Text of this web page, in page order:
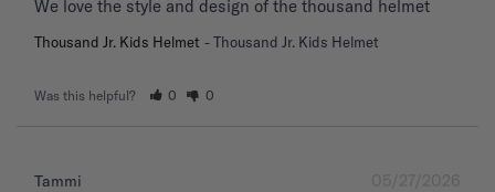
We love the style and design of the thousand helmet
Thousand Jr. Kids Helmet Thousand Jr. Kids Helmet
Was this helpful? 0 0
05/27/2026
Tammi